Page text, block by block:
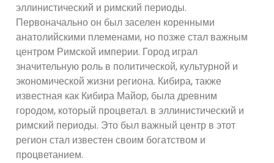
эллинистический и римский периоды.
Первоначально он был заселен коренными
анатолийскими племенами, но позже стал важным
центром Римской империи. Город играл
значительную роль в политической, культурной и
экономической жизни региона. Кибира, также
известная как Кибира Майор, была древним
городом, который процветал. в эллинистический и
римский периоды. Это был важный центр в этот
регион стал известен своим богатством и
процветанием.